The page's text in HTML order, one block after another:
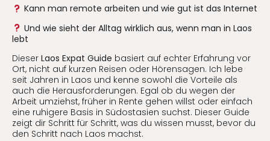
Kann man remote arbeiten und wie gut ist das Internet
Und wie sieht der Alltag wirklich aus, wenn man in Laos
lebt
Dieser Laos Expat Guide basiert auf echter Erfahrung vor
Ort, nicht auf kurzen Reisen oder Hörensagen. Ich lebe
seit Jahren in Laos und kenne sowohl die Vorteile als
auch die Herausforderungen. Egal ob du wegen der
Arbeit umziehst, früher in Rente gehen willst oder einfach
eine ruhigere Basis in Südostasien suchst. Dieser Guide
zeigt dir Schritt für Schritt, was du wissen musst, bevor du
den Schritt nach Laos machst.